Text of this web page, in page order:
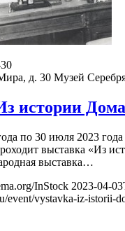
д. 30 Музей
истории
по 30 июля 2023
выставка «Из
выставка…
InStock 2023-04-
event/vystavka-iz-istorii-